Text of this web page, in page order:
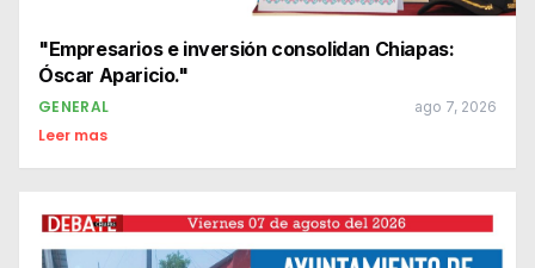
"Empresarios e inversión consolidan Chiapas:
GENERAL ago 7, 2026
Leer mas